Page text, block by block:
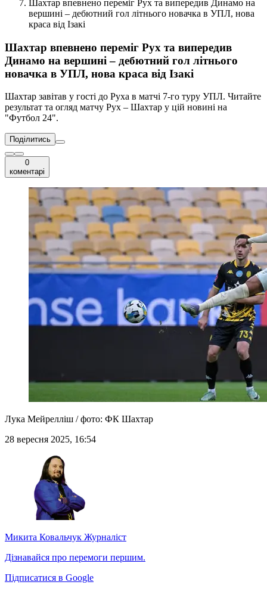
Шахтар впевнено переміг Рух та випередив Динамо на
вершині – дебютний гол літнього новачка в УПЛ, нова
краса від Ізакі
Шахтар впевнено переміг Рух та випередив
Динамо на вершині – дебютний гол літнього
новачка в УПЛ, нова краса від Ізакі
Шахтар завітав у гості до Руха в матчі 7-го туру УПЛ. Читайте
результат та огляд матчу Рух – Шахтар у цій новині на
"Футбол 24".
Поділитись
0
коментарі
Лука Мейрелліш / фото: ФК Шахтар
28 вересня 2025, 16:54
Микита Ковальчук Журналіст
Дізнавайся про перемоги першим.
Підписатися в Google